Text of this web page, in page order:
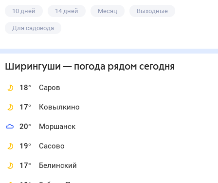
10 дней 14 дней Месяц Выходные
Для садовода
Ширингуши — погода рядом сегодня
18° Саров
17° Ковылкино
20° Моршанск
19° Сасово
17° Белинский